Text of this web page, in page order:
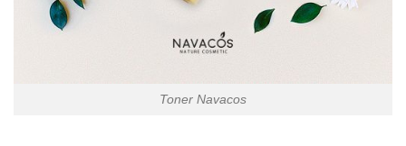
Toner Navacos